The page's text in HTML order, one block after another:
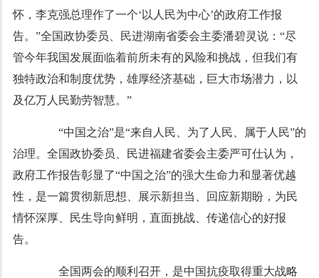
怀，李克强总理作了一个‘以人民为中心’的政府工作报
告。”全国政协委员、民进湖南省委会主委潘碧灵说：“尽
管今年我国发展面临着前所未有的风险和挑战，但我们有
独特政治和制度优势，雄厚经济基础，巨大市场潜力，以
及亿万人民勤劳智慧。”
“中国之治”是“来自人民、为了人民、属于人民”的
治理。全国政协委员、民进福建省委会主委严可仕认为，
政府工作报告彰显了“中国之治”的强大生命力和显著优越
性，是一篇贯彻新思想、展示新担当、回应新期盼，为民
情怀深厚、民生导向鲜明，直面挑战、传递信心的好报
告。
全国两会的顺利召开，是中国抗疫取得重大战略